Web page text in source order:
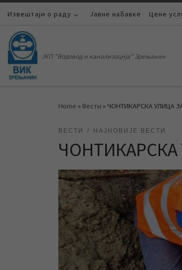
Skip to content
Извештаји о раду Јавне набавке Цене
ЈКП "Водовод и канализација" Зрењанин
Home » Вести » ЧОНТИКАРСКА УЛИЦА
ВЕСТИ НАЈНОВИЈЕ ВЕСТИ
ЧОНТИКАРСКА